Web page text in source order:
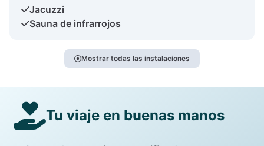
Jacuzzi
Sauna de infrarrojos
Mostrar todas las instalaciones
Tu viaje en buenas manos